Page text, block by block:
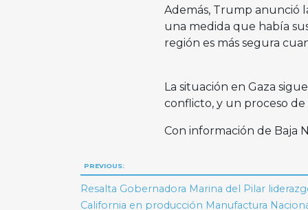
Además, Trump anunció
una medida que había
región es más segura
La situación en Gaza
conflicto, y un proceso
Con información de Baja
Navegación
de
PREVIOUS:
Resalta Gobernadora Marina del Pilar
California en producción Manufactura